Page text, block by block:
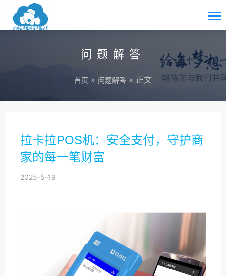
问题解答
首页 » 问题解答 » 正文
拉卡拉POS机：安全支付，守护商
家的每一笔财富
2025-5-19